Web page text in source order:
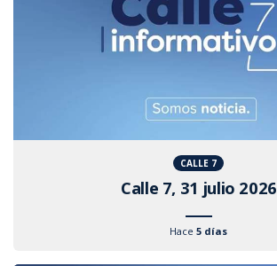
CALLE 7
Calle 7, 31 julio 2026
Hace5 días